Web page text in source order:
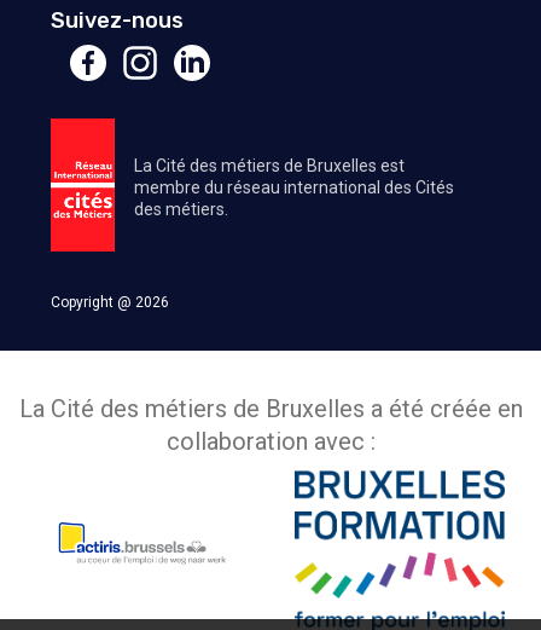
Suivez-nous
La Cité des métiers de Bruxelles est
membre du réseau international des Cités
des métiers.
Copyright @ 2026
La Cité des métiers de Bruxelles a été créée en
collaboration avec :